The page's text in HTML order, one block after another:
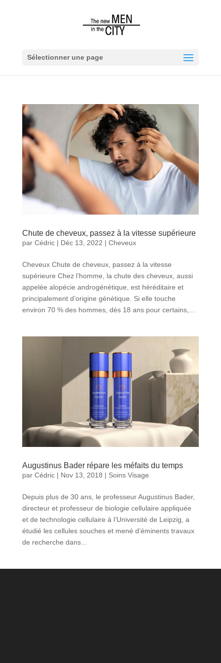
Sélectionner une page
Chute de cheveux, passez à la vitesse supérieure
par Cédric| Déc 13, 2022 | Cheveux
Cheveux Chute de cheveux, passez à la vitesse
supérieure Chez l’homme, la chute des cheveux, aussi
appelée alopécie androgénétique, est héréditaire et
principalement d’origine génétique. Si elle touche
environ 70 % des hommes, dès 18 ans pour certains,...
Augustinus Bader répare les méfaits du temps
par Cédric| Nov 13, 2018 | Soins Visage
Depuis plus de 30 ans, le professeur Augustinus Bader,
directeur et professeur de biologie cellulaire appliquée
et de technologie cellulaire à l’Université de Leipzig, a
étudié les cellules souches et mené d’éminents travaux
de recherche dans...